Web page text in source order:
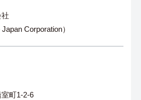
Corporation）
町1-2-6